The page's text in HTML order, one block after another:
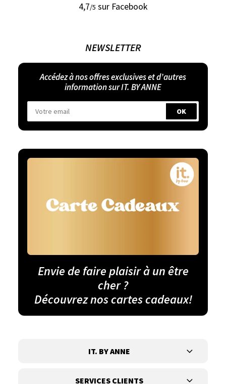
4,7/5 sur Facebook
NEWSLETTER
Accédez à nos offres exclusives et d’autres
information sur IT. BY ANNE
Envie de faire plaisir à un être
cher ?
Découvrez nos cartes cadeaux!
IT. BY ANNE
SERVICES CLIENTS